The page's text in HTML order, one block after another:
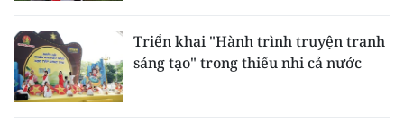
Triển khai "Hành trình truyện tranh
sáng tạo" trong thiếu nhi cả nước